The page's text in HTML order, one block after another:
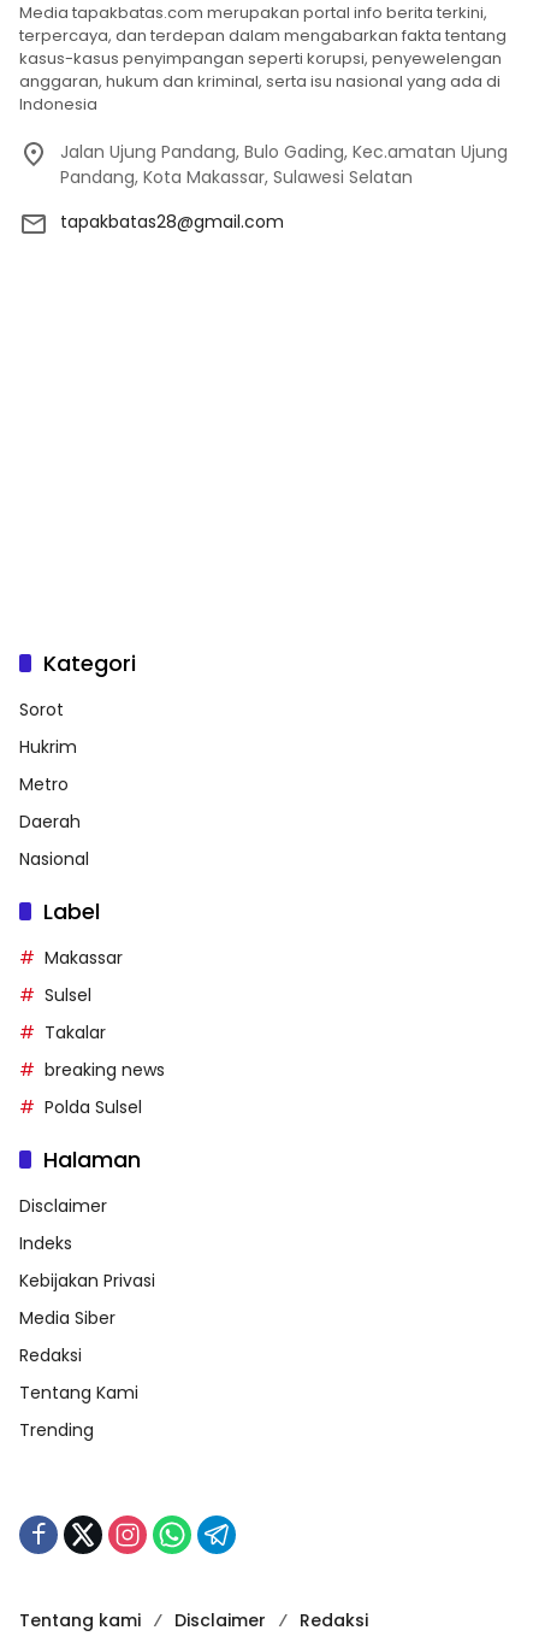
Media tapakbatas.com merupakan portal info berita terkini,
terpercaya, dan terdepan dalam mengabarkan fakta tentang
kasus-kasus penyimpangan seperti korupsi, penyewelengan
anggaran, hukum dan kriminal, serta isu nasional yang ada di
Indonesia
Jalan Ujung Pandang, Bulo Gading, Kec.amatan Ujung
Pandang, Kota Makassar, Sulawesi Selatan
tapakbatas28@gmail.com
Kategori
Sorot
Hukrim
Metro
Daerah
Nasional
Label
Makassar
Sulsel
Takalar
breaking news
Polda Sulsel
Halaman
Disclaimer
Indeks
Kebijakan Privasi
Media Siber
Redaksi
Tentang Kami
Trending
Tentang kami Disclaimer Redaksi